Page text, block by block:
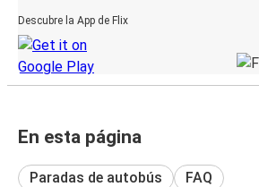
Descubre la App de Flix
En esta página
Paradas de autobús FAQ